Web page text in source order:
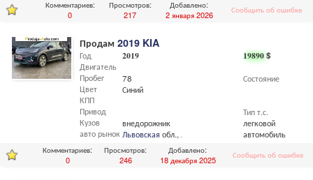
Комментариев:
0
Просмотров:
217
Добавлено:
2 января 2026
Сообщить об ошибке
Продам 2019 KIA
19890$
Состояние
Тип т.с.
легковой
автомобиль
Год
Двигатель
Пробег
Цвет
КПП
Привод
Кузов
авто рынок
2019
78
Синий
внедорожник
Львовская обл.,Львов
Комментариев:
0
Просмотров:
246
Добавлено:
18 декабря 2025
Сообщить об ошибке